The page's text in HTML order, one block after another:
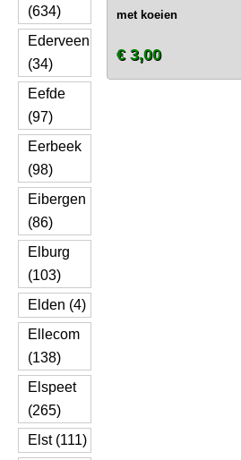
(634)
Ederveen
(34)
Eefde
(97)
Eerbeek
(98)
Eibergen
(86)
Elburg
(103)
Elden (4)
Ellecom
(138)
Elspeet
(265)
Elst (111)
met koeien
€ 3,00